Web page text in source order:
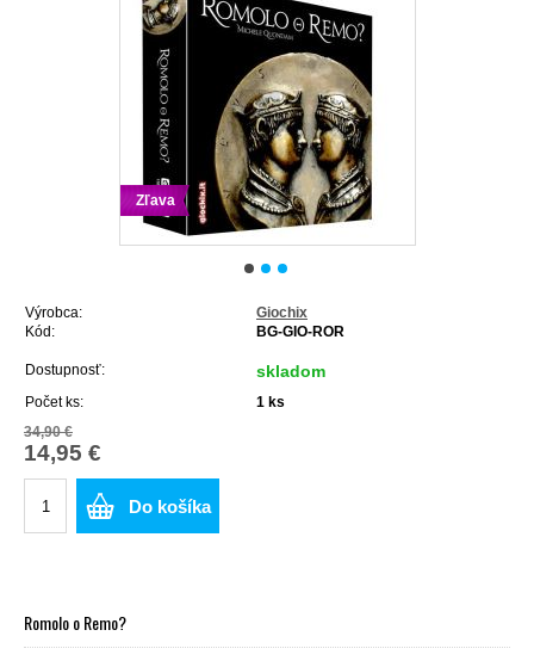
Zľava
Výrobca:
Giochix
Kód:
BG-GIO-ROR
Dostupnosť: skladom
Počet ks: 1 ks
34,90 €
14,95 €
Do košíka
Romolo o Remo?